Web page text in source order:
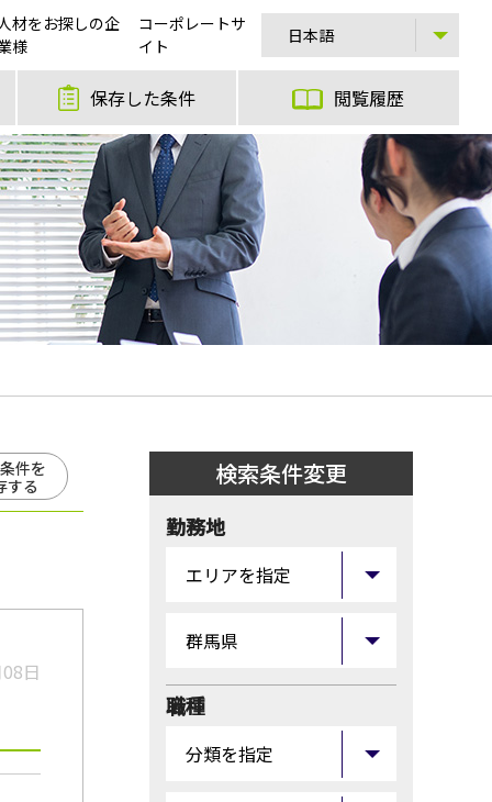
材をお探しの企
様
コーポレートサ
イト
保存した条件 閲覧履歴
件を
する
日
検索条件変更
勤務地
職種